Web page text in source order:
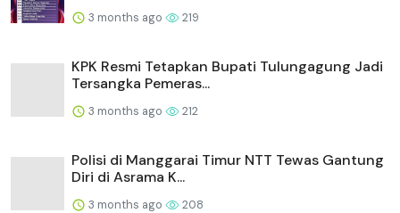
3 months ago 219
KPK Resmi Tetapkan Bupati Tulungagung Jadi
Tersangka Pemeras...
3 months ago 212
Polisi di Manggarai Timur NTT Tewas Gantung
Diri di Asrama K...
3 months ago 208